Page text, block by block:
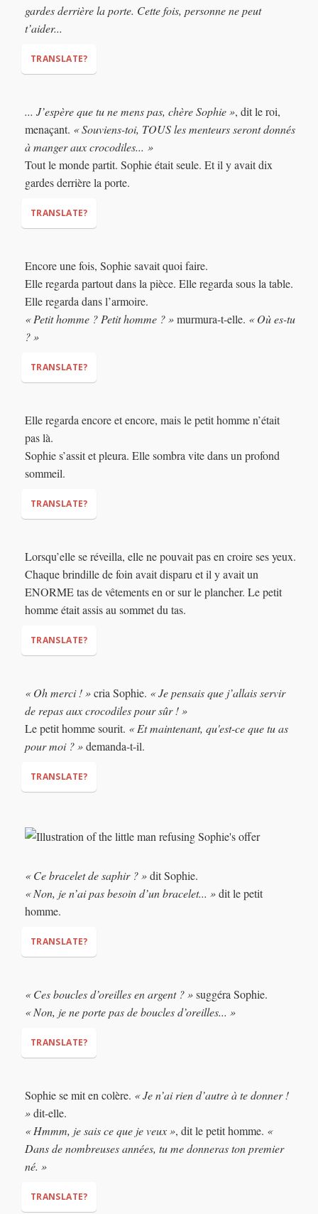
gardes derrière la porte. Cette fois, personne ne peut
t’aider...
TRANSLATE?
"And there are ten guards behind the door. This time
nobody can help you...
... J’espère que tu ne mens pas, chère Sophie », dit le roi,
menaçant. « Souviens-toi, TOUS les menteurs seront donnés
à manger aux crocodiles... »
Tout le monde partit. Sophie était seule. Et il y avait dix
gardes derrière la porte.
TRANSLATE?
"Remember, ALL liars will be fed to the
crocodiles..."
Encore une fois, Sophie savait quoi faire.
Elle regarda partout dans la pièce. Elle regarda sous la table.
Elle regarda dans l’armoire.
« Petit homme ? Petit homme ? »murmura-t-elle. « Où es-tu
? »
TRANSLATE?
"Little man? Little man?" "Where are you?"
Elle regarda encore et encore, mais le petit homme n’était
pas là.
Sophie s’assit et pleura. Elle sombra vite dans un profond
sommeil.
TRANSLATE?
Lorsqu’elle se réveilla, elle ne pouvait pas en croire ses yeux.
Chaque brindille de foin avait disparu et il y avait un
ENORME tas de vêtements en or sur le plancher. Le petit
homme était assis au sommet du tas.
TRANSLATE?
« Oh merci ! »cria Sophie. « Je pensais que j’allais servir
de repas aux crocodiles pour sûr ! »
Le petit homme sourit. « Et maintenant, qu'est-ce que tu as
pour moi ? »demanda-t-il.
TRANSLATE?
crocodile food for sure!"
« Ce bracelet de saphir ? »dit Sophie.
« Non, je n’ai pas besoin d’un bracelet... »dit le petit
homme.
TRANSLATE?
"No, I don't need a bracelet..."
« Ces boucles d’oreilles en argent ? »suggéra Sophie.
« Non, je ne porte pas de boucles d’oreilles... »
TRANSLATE?
"No, I don't wear earrings..."
Sophie se mit en colère. « Je n’ai rien d’autre à te donner !
»dit-elle.
« Hmmm, je sais ce que je veux », dit le petit homme. «
Dans de nombreuses années, tu me donneras ton premier
né. »
TRANSLATE?